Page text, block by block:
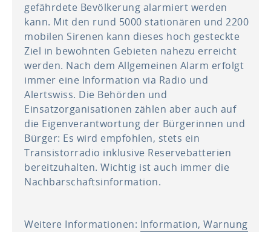
gefährdete Bevölkerung alarmiert werden
kann. Mit den rund 5000 stationären und 2200
mobilen Sirenen kann dieses hoch gesteckte
Ziel in bewohnten Gebieten nahezu erreicht
werden. Nach dem Allgemeinen Alarm erfolgt
immer eine Information via Radio und
Alertswiss. Die Behörden und
Einsatzorganisationen zählen aber auch auf
die Eigenverantwortung der Bürgerinnen und
Bürger: Es wird empfohlen, stets ein
Transistorradio inklusive Reservebatterien
bereitzuhalten. Wichtig ist auch immer die
Nachbarschaftsinformation.
Weitere Informationen: Information, Warnung